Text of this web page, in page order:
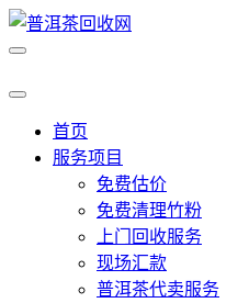
首页
服务项目
免费估价
免费清理竹粉
上门回收服务
现场汇款
普洱茶代卖服务